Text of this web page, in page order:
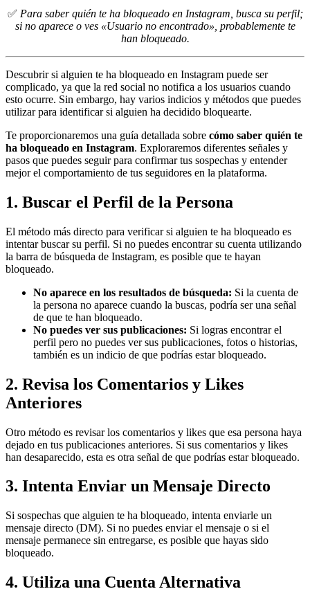
WhatsApp
✅ Para saber quién te ha bloqueado en Instagram, busca su perfil;
si no aparece o ves «Usuario no encontrado», probablemente te
han bloqueado.
Descubrir si alguien te ha bloqueado en Instagram puede ser
complicado, ya que la red social no notifica a los usuarios cuando
esto ocurre. Sin embargo, hay varios indicios y métodos que puedes
utilizar para identificar si alguien ha decidido bloquearte.
Te proporcionaremos una guía detallada sobre cómo saber quién te
ha bloqueado en Instagram. Exploraremos diferentes señales y
pasos que puedes seguir para confirmar tus sospechas y entender
mejor el comportamiento de tus seguidores en la plataforma.
1. Buscar el Perfil de la Persona
El método más directo para verificar si alguien te ha bloqueado es
intentar buscar su perfil. Si no puedes encontrar su cuenta utilizando
la barra de búsqueda de Instagram, es posible que te hayan
bloqueado.
No aparece en los resultados de búsqueda: Si la cuenta de
la persona no aparece cuando la buscas, podría ser una señal
de que te han bloqueado.
No puedes ver sus publicaciones: Si logras encontrar el
perfil pero no puedes ver sus publicaciones, fotos o historias,
también es un indicio de que podrías estar bloqueado.
2. Revisa los Comentarios y Likes
Anteriores
Otro método es revisar los comentarios y likes que esa persona haya
dejado en tus publicaciones anteriores. Si sus comentarios y likes
han desaparecido, esta es otra señal de que podrías estar bloqueado.
3. Intenta Enviar un Mensaje Directo
Si sospechas que alguien te ha bloqueado, intenta enviarle un
mensaje directo (DM). Si no puedes enviar el mensaje o si el
mensaje permanece sin entregarse, es posible que hayas sido
bloqueado.
4. Utiliza una Cuenta Alternativa